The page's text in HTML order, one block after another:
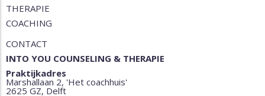
THERAPIE
COACHING
CONTACT
INTO YOU COUNSELING & THERAPIE
Praktijkadres
Marshallaan 2, 'Het coachhuis'
2625 GZ, Delft